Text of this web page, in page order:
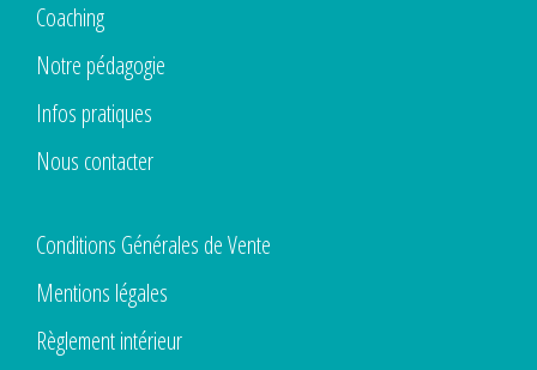
Coaching
Notre pédagogie
Infos pratiques
Nous contacter
Conditions Générales de Vente
Mentions légales
Règlement intérieur